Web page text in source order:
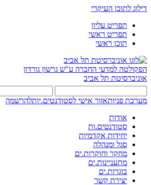
דילוג לתוכן העיקרי
תפריט עליון
תפריט ראשי
תוכן ראשי
הפקולטה למדעי החברה ע"ש גרשון גורדון
אוניברסיטת תל אביב
מערכת פניותאזור אישי לסטודנטים.יותלהרשמה
אודות
סטודנטים.ות
יחידות אקדמיות
סגל ומנהלה
מחקר וחוקרות.ים
מתעניינות.ים
בוגרות.ים
יצירת קשר